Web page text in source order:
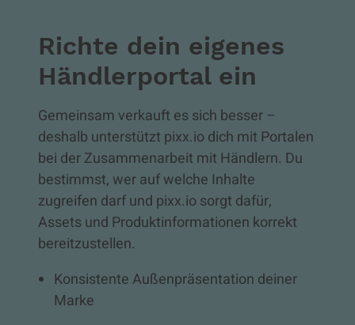
Richte dein eigenes
Händlerportal ein
Gemeinsam verkauft es sich besser –
deshalb unterstützt pixx.io dich mit Portalen
bei der Zusammenarbeit mit Händlern. Du
bestimmst, wer auf welche Inhalte
zugreifen darf und pixx.io sorgt dafür,
Assets und Produktinformationen korrekt
bereitzustellen.
Konsistente Außenpräsentation deiner
Marke